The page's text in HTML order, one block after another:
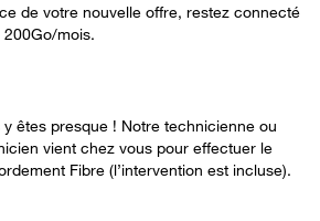
de votre nouvelle offre, restez connecté
200Go/mois.
y êtes presque ! Notre technicienne ou
vient chez vous pour effectuer le
Fibre (l’intervention est incluse).